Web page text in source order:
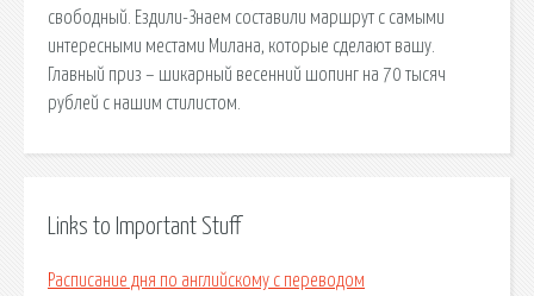
свободный. Ездили-Знаем составили маршрут с самыми
интересными местами Милана, которые сделают вашу.
Главный приз – шикарный весенний шопинг на 70 тысяч
рублей с нашим стилистом.
Links to Important Stuff
Расписание дня по английскому с переводом